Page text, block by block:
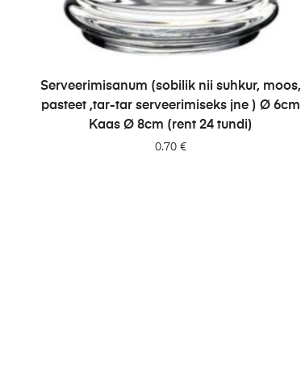
LISA PÄRINGUSSE
Serveerimisanum (sobilik nii suhkur, moos,
pasteet ,tar-tar serveerimiseks jne ) Ø 6cm
Kaas Ø 8cm (rent 24 tundi)
0.70€